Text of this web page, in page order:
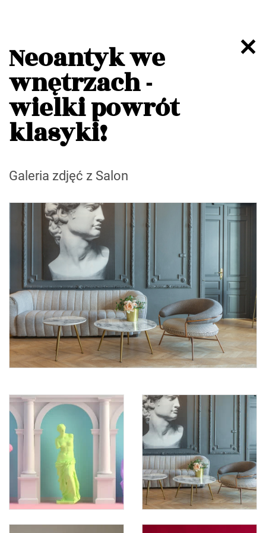
Neoantyk we
wnętrzach -
wielki powrót
klasyki!
Galeria zdjęć z Salon